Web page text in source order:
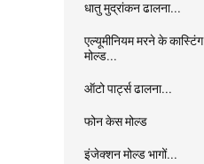
धातु मुद्रांकन ढालना...
एल्यूमीनियम मरने के कास्टिंग
मोल्ड...
ऑटो पार्ट्स ढालना...
फोन केस मोल्ड
इंजेक्शन मोल्ड भागों...